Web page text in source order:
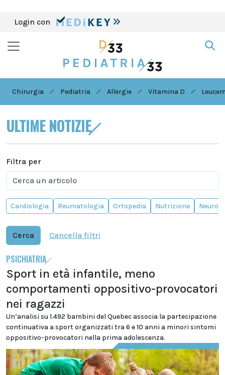
Login con
Chirurgia Pediatria Allergie Vitamina D
ULTIME NOTIZIE
Filtra per
Cardiologia Reumatologia Ortopedia Nutrizione
Cerca Cancella filtri
PSICHIATRIA
Sport in età infantile, meno
comportamenti oppositivo-provocatori
nei ragazzi
Un’analisi su 1.492 bambini del Quebec associa la partecipazione
continuativa a sport organizzati tra 6 e 10 anni a minori sintomi
oppositivo-provocatori nella prima adolescenza.